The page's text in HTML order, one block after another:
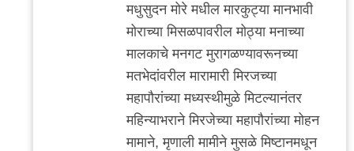
आणखी
त्यागमूर्ती
मधुसुदन मोरे मधील मारकुट्या मानभावी
मोराच्या मिसळपावरील मोठ्या मनाच्या
मालकाचे मनगट मुरागळण्यावरूनच्या
मतभेदांवरील मारामारी मिरजच्या
महापौरांच्या मध्यस्थीमुळे मिटल्यानंतर
महिन्याभराने मिरजेच्या महापौरांच्या मोहन
मामाने, मृणाली मामीने मुसळे मिष्टानमधून